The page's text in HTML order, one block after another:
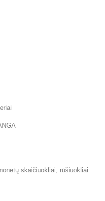
skaičiuokliai, rūšiuokliai